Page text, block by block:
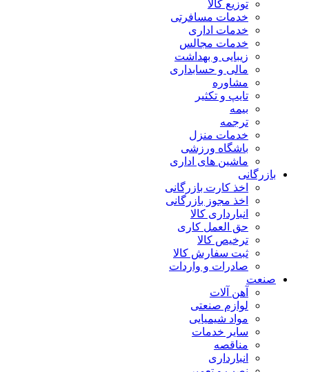
توزیع کالا
خدمات مسافرتی
خدمات اداری
خدمات مجالس
زیبایی و بهداشت
مالی و حسابداری
مشاوره
تایپ و تکثیر
بیمه
ترجمه
خدمات منزل
باشگاه ورزشی
ماشین های اداری
بازرگانی
اخذ کارت بازرگانی
اخذ مجوز بازرگانی
انبارداری کالا
حق العمل کاری
ترخیص کالا
ثبت سفارش کالا
صادرات و واردات
صنعت
آهن آلات
لوازم صنعتی
مواد شیمیایی
سایر خدمات
مناقصه
انبارداری